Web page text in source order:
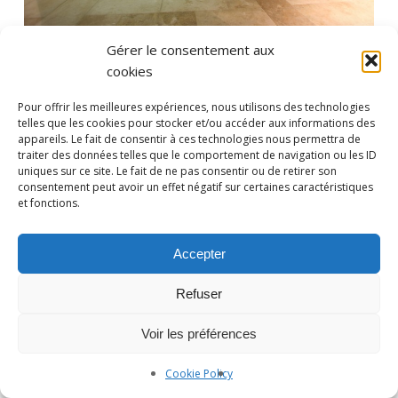
Gérer le consentement aux
cookies
Pour offrir les meilleures expériences, nous utilisons des technologies
telles que les cookies pour stocker et/ou accéder aux informations des
appareils. Le fait de consentir à ces technologies nous permettra de
traiter des données telles que le comportement de navigation ou les ID
uniques sur ce site. Le fait de ne pas consentir ou de retirer son
consentement peut avoir un effet négatif sur certaines caractéristiques
et fonctions.
Accepter
Refuser
Voir les préférences
Cookie Policy
communication Nice et Paris :da2agency.com